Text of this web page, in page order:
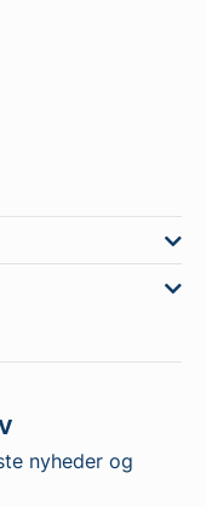
nyheder og